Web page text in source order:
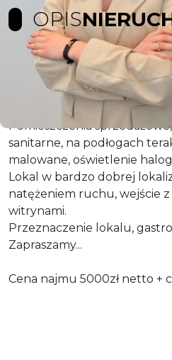
OPIS
Lokal na wynajem na oś.
Lokal o pow. 140m2.
Pomieszczenia
sanitarne, na podłogach
malowane, oświetlenie
Lokal w bardzo dobrej
natężeniem ruchu, wejście
witrynami.
Przeznaczenie lokalu,
Zapraszamy...
Cena najmu 5000zł netto +